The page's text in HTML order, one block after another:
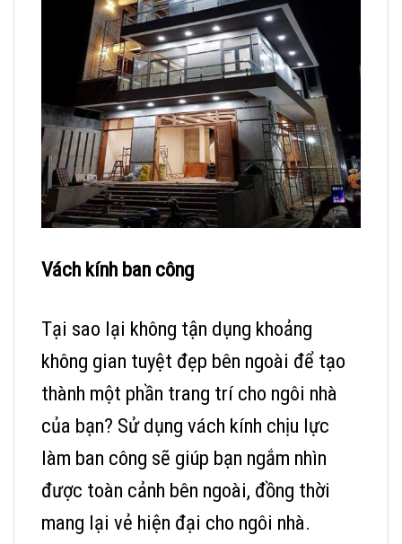
Vách kính ban công
Tại sao lại không tận dụng khoảng
không gian tuyệt đẹp bên ngoài để tạo
thành một phần trang trí cho ngôi nhà
của bạn? Sử dụng vách kính chịu lực
làm ban công sẽ giúp bạn ngắm nhìn
được toàn cảnh bên ngoài, đồng thời
mang lại vẻ hiện đại cho ngôi nhà.